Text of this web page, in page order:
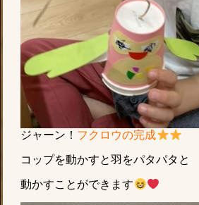
ジャーン！ フクロウの完成
コップを動かすと羽をパタパタと
動かすことができます